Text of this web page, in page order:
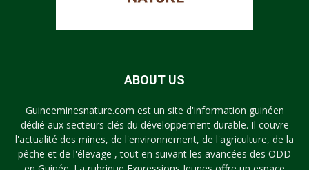
ABOUT US
Guineeminesnature.com est un site d'information guinéen
dédié aux secteurs clés du développement durable. Il couvre
l'actualité des mines, de l'environnement, de l'agriculture, de la
pêche et de l'élevage , tout en suivant les avancées des ODD